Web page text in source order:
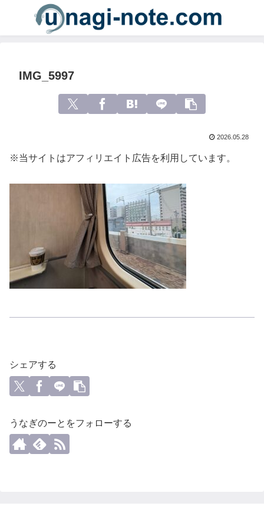
IMG_5997
2026.05.28
※当サイトはアフィリエイト広告を利用しています。
シェアする
うなぎのーとをフォローする